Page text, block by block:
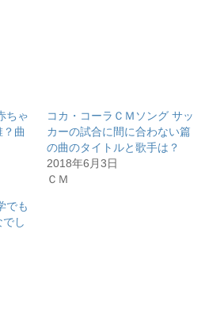
ちゃ
曲
コカ・コーラＣＭソング サッ
カーの試合に間に合わない篇
の曲のタイトルと歌手は？
2018年6月3日
ＣＭ
でも
し